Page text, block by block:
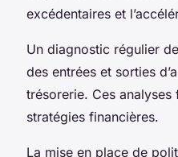
excédentaires et
Un diagnostic régulier
des entrées et sorties
trésorerie. Ces
stratégies financières.
La mise en place de